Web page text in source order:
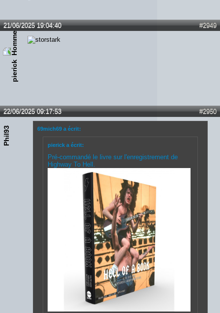
#2949
21/06/2025 19:04:40
pierick
#2950
22/06/2025 09:17:53
Phil93 69mich69 a écrit:
pierick a écrit:
Pré-commandé le livre sur l'enregistrement de
Highway To Hell.